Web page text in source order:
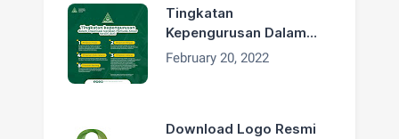
Tingkatan
Kepengurusan Dalam
Organisasi GP Ansor
February 20, 2022
Download Logo Resmi